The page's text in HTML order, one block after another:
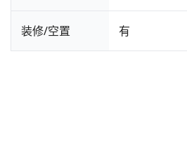
装修/空置 有